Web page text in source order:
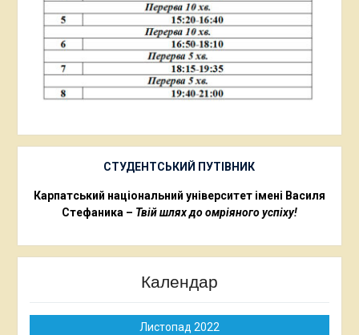
СТУДЕНТСЬКИЙ ПУТІВНИК
Карпатський національний університет імені Василя
Стефаника – Твій шлях до омріяного успіху!
Календар
Листопад 2022